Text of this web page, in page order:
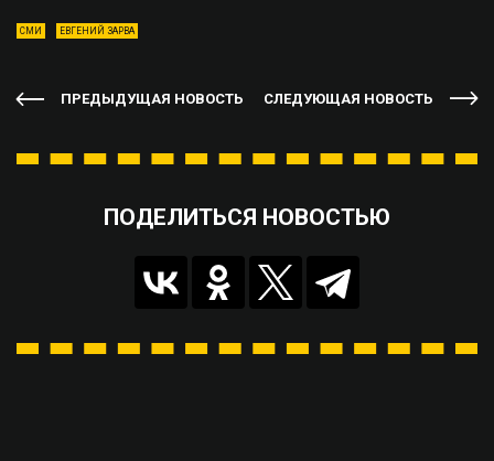
СМИ ЕВГЕНИЙ ЗАРВА
ПРЕДЫДУЩАЯ НОВОСТЬ СЛЕДУЮЩАЯ НОВОСТЬ
ПОДЕЛИТЬСЯ НОВОСТЬЮ